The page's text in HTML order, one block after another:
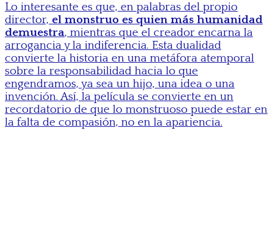
Lo interesante es que, en palabras del propio
director, el monstruo es quien más humanidad
demuestra, mientras que el creador encarna la
arrogancia y la indiferencia. Esta dualidad
convierte la historia en una metáfora atemporal
sobre la responsabilidad hacia lo que
engendramos, ya sea un hijo, una idea o una
invención. Así, la película se convierte en un
recordatorio de que lo monstruoso puede estar en
la falta de compasión, no en la apariencia.